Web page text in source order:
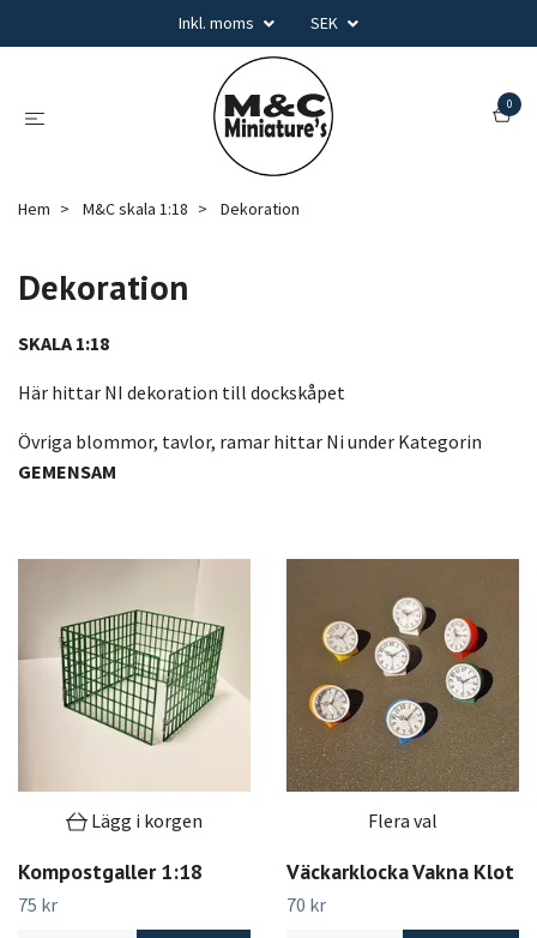
Inkl. moms SEK
0
Hem M&C skala 1:18 Dekoration
Dekoration
SKALA 1:18
Här hittar NI dekoration till dockskåpet
Övriga blommor, tavlor, ramar hittar Ni under Kategorin
GEMENSAM
Lägg i korgen
Kompostgaller 1:18
75 kr
Flera val
Väckarklocka Vakna Klot
70 kr